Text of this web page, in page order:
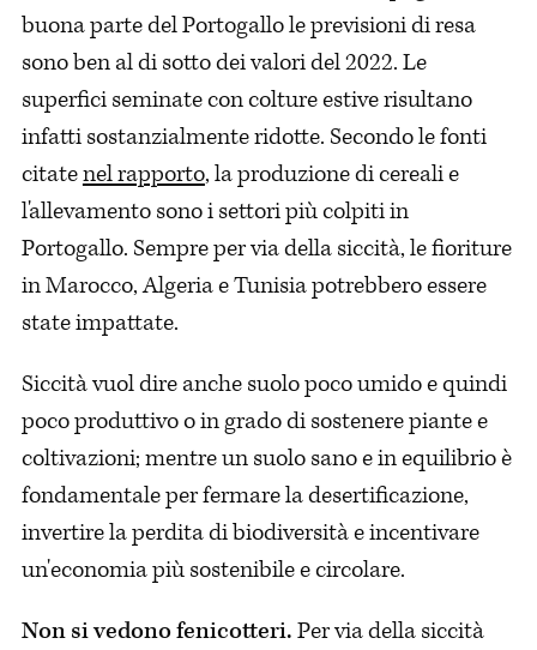
buona parte del Portogallo le previsioni di resa
sono ben al di sotto dei valori del 2022. Le
superfici seminate con colture estive risultano
infatti sostanzialmente ridotte. Secondo le fonti
citatenel rapporto, la produzione di cereali e
l'allevamento sono i settori più colpiti in
Portogallo. Sempre per via della siccità, le fioriture
in Marocco, Algeria e Tunisia potrebbero essere
state impattate.
Siccità vuol dire anche suolo poco umido e quindi
poco produttivo o in grado di sostenere piante e
coltivazioni; mentre un suolo sano e in equilibrio è
fondamentale per fermare la desertificazione,
invertire la perdita di biodiversità e incentivare
un'economia più sostenibile e circolare.
Non si vedono fenicotteri.Per via della siccità